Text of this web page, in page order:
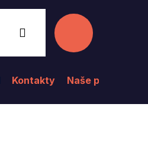
Kontakty Naše prodejna
Přihlášení Nákupní